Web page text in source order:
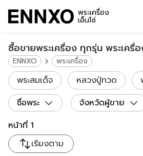
พระเครื่อง
เอ็นโซ่
ซื้อขายพระเครื่อง ทุกรุ่น พระเครื่
ENNXO พระเครื่อง
พระสมเด็จ หลวงปู่ทวด
หน้าที่ 1
เรียงตาม
ชื่อพระ จังหวัดผู้ขาย